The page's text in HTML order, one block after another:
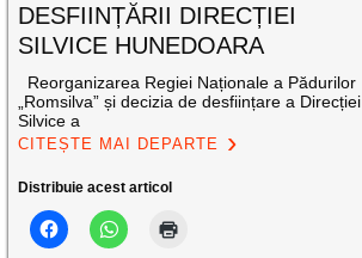
DESFIINȚĂRII DIRECȚIEI
SILVICE HUNEDOARA
Reorganizarea Regiei Naționale a Pădurilor
„Romsilva” și decizia de desființare a Direcției
Silvice a
CITEȘTE MAI DEPARTE
Distribuie acest articol